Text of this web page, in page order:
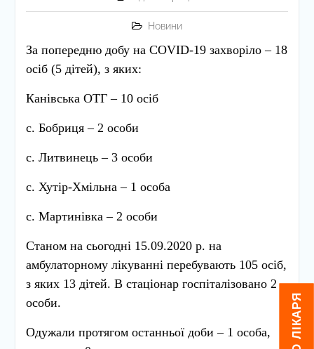
Новини
За попередню добу на COVID-19 захворіло – 18
осіб (5 дітей), з яких:
Канівська ОТГ – 10 осіб
с. Бобриця – 2 особи
с. Литвинець – 3 особи
с. Хутір-Хмільна – 1 особа
с. Мартинівка – 2 особи
Станом на сьогодні 15.09.2020 р. на
амбулаторному лікуванні перебувають 105 осіб,
з яких 13 дітей. В стаціонар госпіталізовано 2
особи.
Одужали протягом останньої доби – 1 особа,